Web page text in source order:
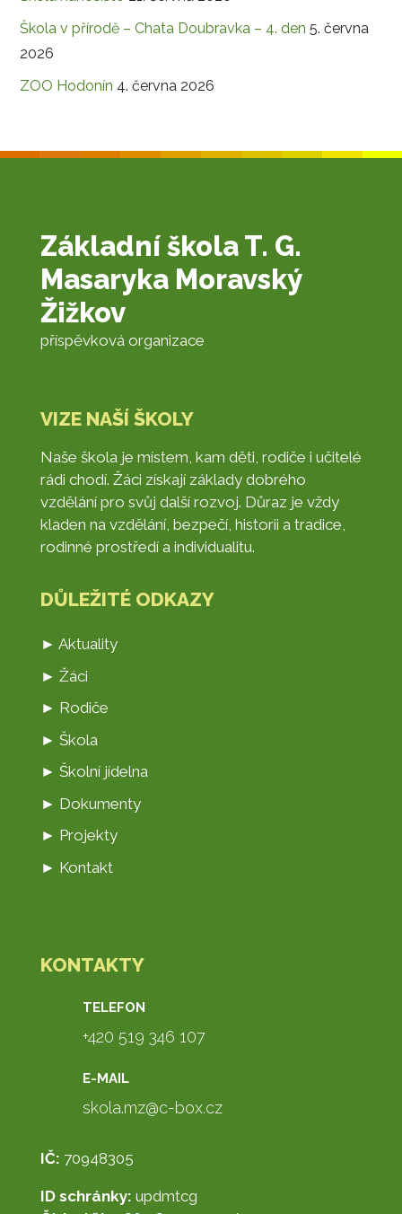
Škola v přírodě – Chata Doubravka – 4. den 5. června
2026
ZOO Hodonín 4. června 2026
Základní škola T. G.
Masaryka Moravský
Žižkov
příspěvková organizace
VIZE NAŠÍ ŠKOLY
Naše škola je místem, kam děti, rodiče i učitelé
rádi chodí. Žáci získají základy dobrého
vzdělání pro svůj další rozvoj. Důraz je vždy
kladen na vzdělání, bezpečí, historii a tradice,
rodinné prostředí a individualitu.
DŮLEŽITÉ ODKAZY
► Aktuality
► Žáci
► Rodiče
► Škola
► Školní jídelna
► Dokumenty
► Projekty
► Kontakt
KONTAKTY
TELEFON
+420 519 346 107
E-MAIL
skola.mz@c-box.cz
IČ: 70948305
ID schránky: updmtcg